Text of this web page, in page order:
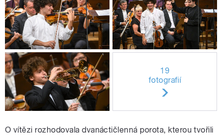
19
fotografií
O vítězi rozhodovala dvanáctičlenná porota, kterou tvořili